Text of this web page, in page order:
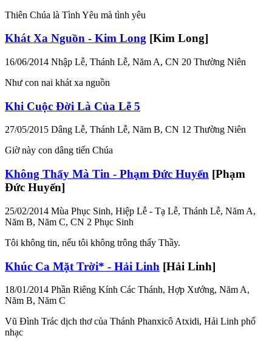
Thiên Chúa là Tình Yêu mà tình yêu
Khát Xa Nguồn - Kim Long [Kim Long]
16/06/2014 Nhập Lễ, Thánh Lễ, Năm A, CN 20 Thường Niên
Như con nai khát xa nguồn
Khi Cuộc Đời Là Của Lễ 5
27/05/2015 Dâng Lễ, Thánh Lễ, Năm B, CN 12 Thường Niên
Giờ này con dâng tiến Chúa
Không Thấy Mà Tin - Phạm Đức Huyến [Phạm
Đức Huyến]
25/02/2014 Mùa Phục Sinh, Hiệp Lễ - Tạ Lễ, Thánh Lễ, Năm A,
Năm B, Năm C, CN 2 Phục Sinh
Tôi không tin, nếu tôi không trông thấy Thầy.
Khúc Ca Mặt Trời* - Hải Linh [Hải Linh]
18/01/2014 Phần Riêng Kính Các Thánh, Hợp Xướng, Năm A,
Năm B, Năm C
Vũ Đình Trác dịch thơ của Thánh Phanxicô Atxidi, Hải Linh phổ
nhạc